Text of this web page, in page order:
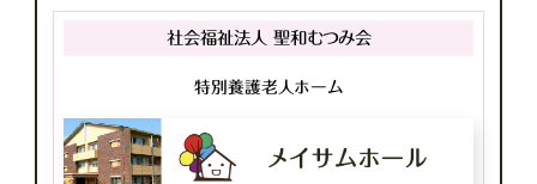
社会福祉法人 聖和むつみ会
特別養護老人ホーム